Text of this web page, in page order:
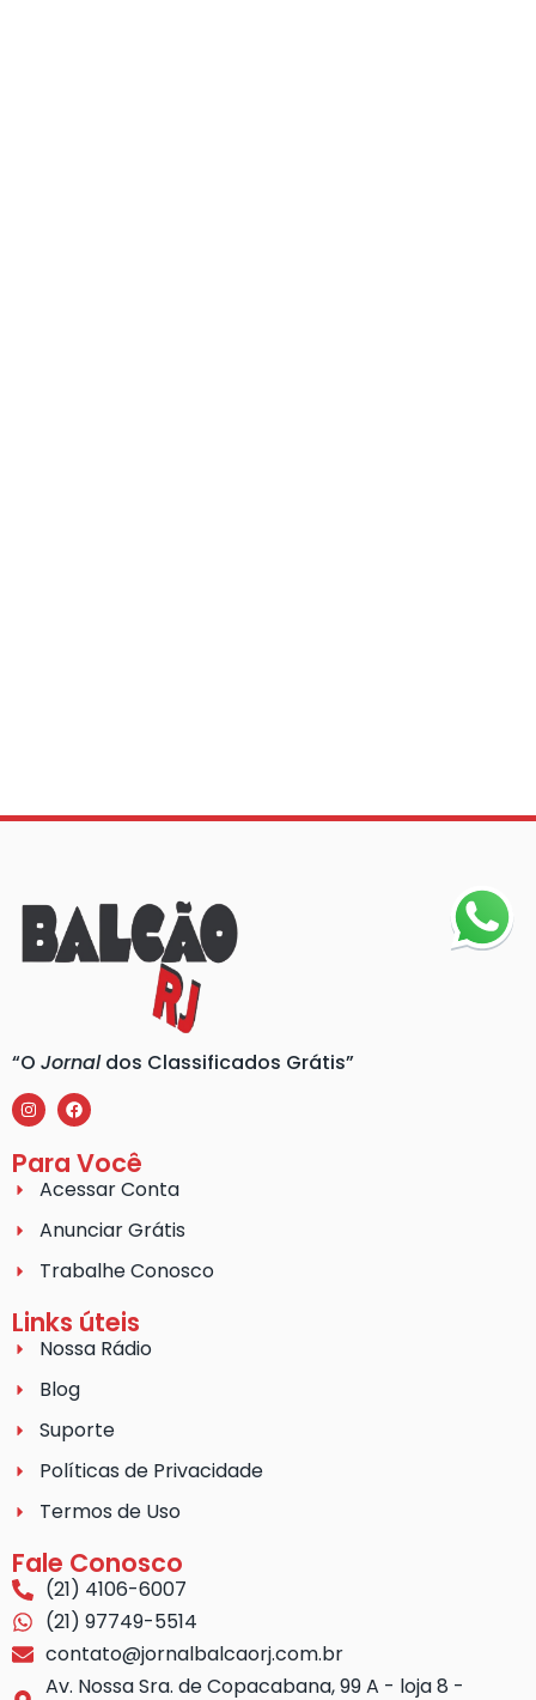
“O Jornaldos Classificados Grátis”
Para Você
Acessar Conta
Anunciar Grátis
Trabalhe Conosco
Links úteis
Nossa Rádio
Blog
Suporte
Políticas de Privacidade
Termos de Uso
Fale Conosco
(21) 4106-6007
(21) 97749-5514
contato@jornalbalcaorj.com.br
Av. Nossa Sra. de Copacabana, 99 A - loja 8 -